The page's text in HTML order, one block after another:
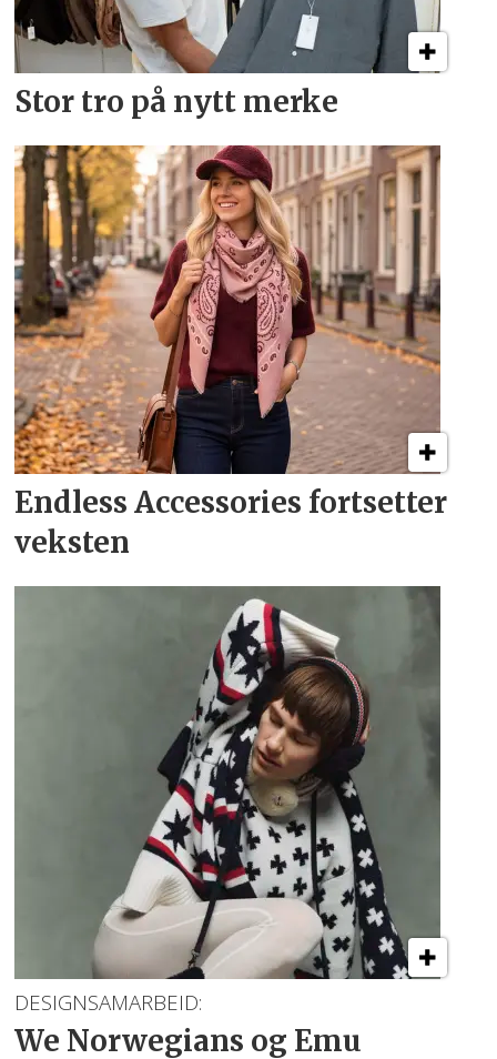
Stor tro på nytt merke
Endless Accessories fortsetter
veksten
DESIGNSAMARBEID:
We Norwegians og Emu